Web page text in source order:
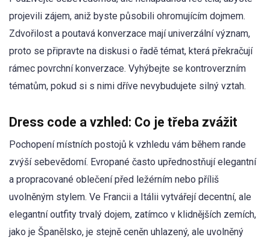
projevili zájem, aniž byste působili ohromujícím dojmem.
Zdvořilost a poutavá konverzace mají univerzální význam,
proto se připravte na diskusi o řadě témat, která překračují
rámec povrchní konverzace. Vyhýbejte se kontroverzním
tématům, pokud si s nimi dříve nevybudujete silný vztah.
Dress code a vzhled: Co je třeba zvážit
Pochopení místních postojů k vzhledu vám během rande
zvýší sebevědomí. Evropané často upřednostňují elegantní
a propracované oblečení před ležérním nebo příliš
uvolněným stylem. Ve Francii a Itálii vytvářejí decentní, ale
elegantní outfity trvalý dojem, zatímco v klidnějších zemích,
jako je Španělsko, je stejně ceněn uhlazený, ale uvolněný